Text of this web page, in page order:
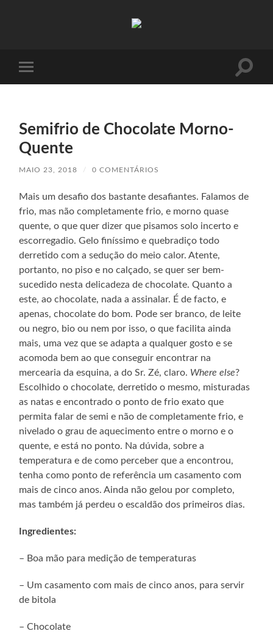
mobile
Toggle
Semifrio de Chocolate Morno-
Quente
MAIO 23, 2018 / 0 COMENTÁRIOS
Mais um desafio dos bastante desafiantes. Falamos de
frio, mas não completamente frio, e morno quase
quente, o que quer dizer que pisamos solo incerto e
escorregadio. Gelo finíssimo e quebradiço todo
derretido com a sedução do meio calor. Atente,
portanto, no piso e no calçado, se quer ser bem-
sucedido nesta delicadeza de chocolate. Quanto a
este, ao chocolate, nada a assinalar. É de facto, e
apenas, chocolate do bom. Pode ser branco, de leite
ou negro, bio ou nem por isso, o que facilita ainda
mais, uma vez que se adapta a qualquer gosto e se
acomoda bem ao que conseguir encontrar na
mercearia da esquina, a do Sr. Zé, claro. Where else?
Escolhido o chocolate, derretido o mesmo, misturadas
as natas e encontrado o ponto de frio exato que
permita falar de semi e não de completamente frio, e
nivelado o grau de aquecimento entre o morno e o
quente, e está no ponto. Na dúvida, sobre a
temperatura e de como perceber que a encontrou,
tenha como ponto de referência um casamento com
mais de cinco anos. Ainda não gelou por completo,
mas também já perdeu o escaldão dos primeiros dias.
Ingredientes:
– Boa mão para medição de temperaturas
– Um casamento com mais de cinco anos, para servir
de bitola
– Chocolate